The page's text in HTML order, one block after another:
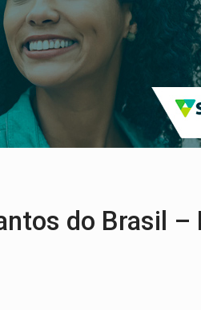
sexta-feira (7)
municipal em Porto
com oportunidade de
trajetória da Lei Maria da
de débitos
do Brasil –